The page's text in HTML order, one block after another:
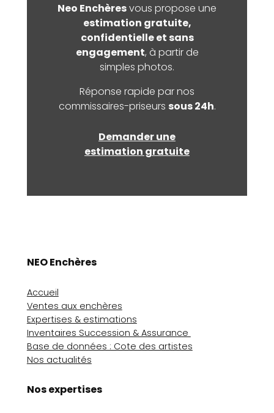
Neo Enchèresvous propose une
estimation gratuite,
confidentielle et sans
engagement, à partir de
simples photos.
Réponse rapide par nos
commissaires-priseurs sous 24h.
Demander une
estimation gratuite
NEO Enchères
Accueil
Ventes aux enchères
Expertises & estimations
Inventaires Succession & Assurance
Base de données : Cote des artistes
Nos actualités
Nos expertises